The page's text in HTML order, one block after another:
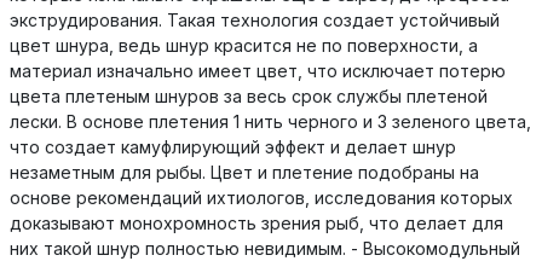
экструдирования. Такая технология создает устойчивый
цвет шнура, ведь шнур красится не по поверхности, а
материал изначально имеет цвет, что исключает потерю
цвета плетеным шнуров за весь срок службы плетеной
лески. В основе плетения 1 нить черного и 3 зеленого цвета,
что создает камуфлирующий эффект и делает шнур
незаметным для рыбы. Цвет и плетение подобраны на
основе рекомендаций ихтиологов, исследования которых
доказывают монохромность зрения рыб, что делает для
них такой шнур полностью невидимым. - Высокомодульный